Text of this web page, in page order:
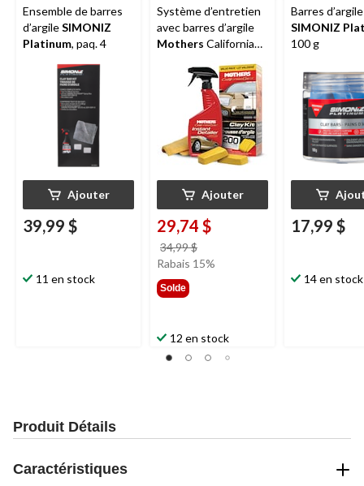
Ensemble de barres
d’argileSIMONIZ
Platinum, paq. 4
Ajouter
39,99 $
11 en stock
Système d’entretien
avec barres d’argile
Mothers California
Ajouter
29,74 $
34,99 $
était
Rabais 15%
Solde
12 en stock
Barres d’argile
SIMONIZ
100 g
17,99 $
14 en stock
Produit Détails
Caractéristiques